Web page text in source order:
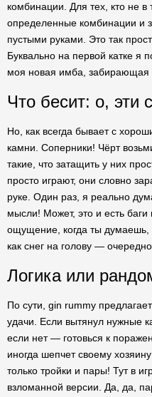
комбинации. Для тех, кто не
определенные комбинации и
пустыми руками. Это так
Буквально на первой катке я
моя новая имба, забирающая
Что бесит: о, эти
Но, как всегда бывает с
камни. Соперники! Чёрт
такие, что затащить у них
просто играют, они словно
руке. Один раз, я реально
мысли! Может, это и есть
ощущение, когда ты думаешь,
как снег на голову —
Логика или
По сути, gin rummy
удачи. Если вытянул нужные
если нет — готовься к
иногда шепчет своему
только тройки и пары! Тут в
взломанной версии. Да, да,